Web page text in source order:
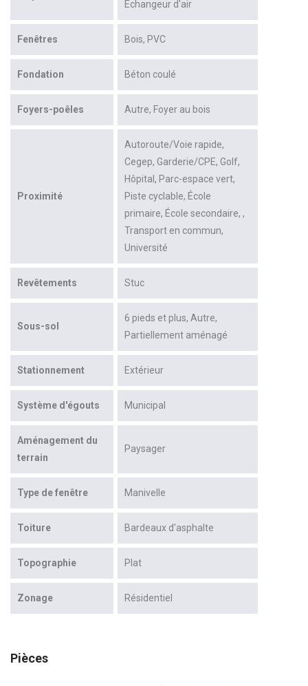
Échangeur d'air
Fenêtres Bois PVC
Fondation Béton coulé
Foyers-poêles Autre Foyer au bois
Proximité
Autoroute/Voie rapide
Cegep Garderie/CPE Golf
Hôpital Parc-espace vert
Piste cyclable École
primaire École secondaire
Transport en commun
Université
Revêtements Stuc
Sous-sol
6 pieds et plus Autre
Partiellement aménagé
Stationnement Extérieur
Système d'égouts Municipal
Aménagement du
terrain
Paysager
Type de fenêtre Manivelle
Toiture Bardeaux d'asphalte
Topographie Plat
Zonage Résidentiel
Pièces